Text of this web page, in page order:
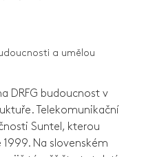
a umělou
DRFG budoucnost v
Telekomunikační
Suntel, kterou
1999. Na slovenském